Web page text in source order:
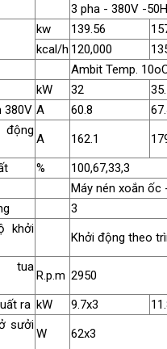
3 pha - 380V -
kw 139.56
kcal/h 120,000
Ambit Temp.
kW 32
380V A 60.8
A 162.1
% 100,67,33,3
Máy nén xoắn ốc
3
khởi
Khởi động theo
tua
R.p.m 2950
ra kW 9.7x3
sưởi
W 62x3